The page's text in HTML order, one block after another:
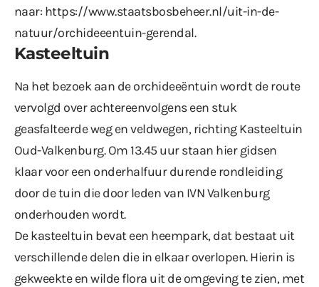
naar: https://www.staatsbosbeheer.nl/uit-in-de-
natuur/orchideeentuin-gerendal.
Kasteeltuin
Na het bezoek aan de orchideeëntuin wordt de route
vervolgd over achtereenvolgens een stuk
geasfalteerde weg en veldwegen, richting Kasteeltuin
Oud-Valkenburg. Om 13.45 uur staan hier gidsen
klaar voor een onderhalfuur durende rondleiding
door de tuin die door leden van IVN Valkenburg
onderhouden wordt.
De kasteeltuin bevat een heempark, dat bestaat uit
verschillende delen die in elkaar overlopen. Hierin is
gekweekte en wilde flora uit de omgeving te zien, met